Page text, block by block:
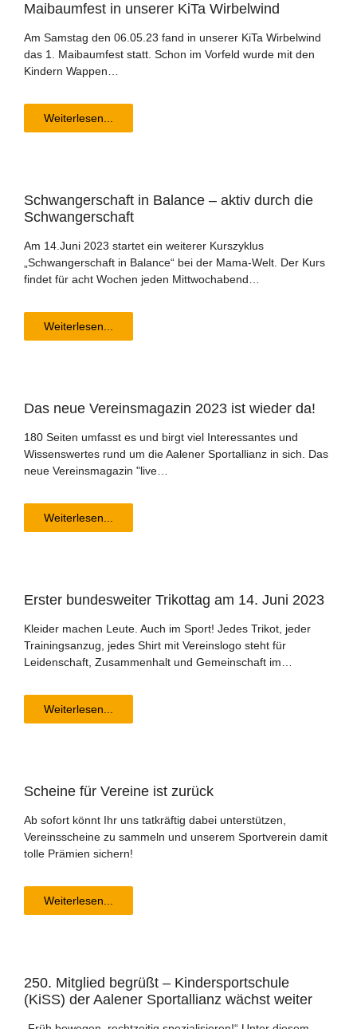
Mai­baum­fest in unse­rer KiTa Wirbelwind
Am Samstag den 06.05.23 fand in unserer KiTa Wirbelwind
das 1. Maibaumfest statt. Schon im Vorfeld wurde mit den
Kindern Wappen…
Weiterlesen...
Schwan­ger­schaft in Balan­ce – aktiv durch die
Schwangerschaft
Am 14.Juni 2023 startet ein weiterer Kurszyklus
„Schwangerschaft in Balance“ bei der Mama-Welt. Der Kurs
findet für acht Wochen jeden Mittwochabend…
Weiterlesen...
Das neue Ver­eins­ma­ga­zin 2023 ist wie­der da!
180 Seiten umfasst es und birgt viel Interessantes und
Wissenswertes rund um die Aalener Sportallianz in sich. Das
neue Vereinsmagazin "live…
Weiterlesen...
Ers­ter bun­des­wei­ter Tri­kot­tag am 14. Juni 2023
Kleider machen Leute. Auch im Sport! Jedes Trikot, jeder
Trainingsanzug, jedes Shirt mit Vereinslogo steht für
Leidenschaft, Zusammenhalt und Gemeinschaft im…
Weiterlesen...
Schei­ne für Ver­ei­ne ist zurück
Ab sofort könnt Ihr uns tatkräftig dabei unterstützen,
Vereinsscheine zu sammeln und unserem Sportverein damit
tolle Prämien sichern!
Weiterlesen...
250. Mit­glied begrüßt – Kin­der­sport­schu­le
(KiSS) der Aale­ner Spor­t­al­li­anz wächst weiter